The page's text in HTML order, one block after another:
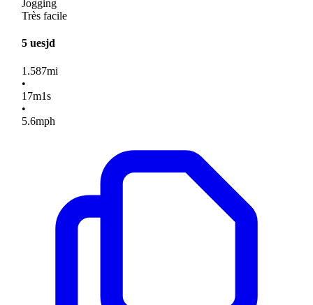
Jogging
Très facile
5 uesjd
1.587mi
•
17m1s
•
5.6mph